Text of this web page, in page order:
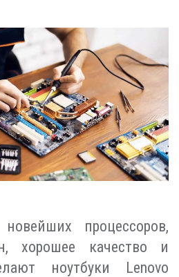
процессоров,
хорошее качество и
ноутбуки Lenovo